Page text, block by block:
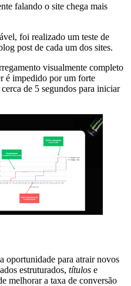
falando o site chega mais
foi realizado um teste de
post de cada um dos sites.
visualmente completo
é impedido por um forte
de 5 segundos para iniciar
oportunidade para atrair novos
estruturados, títulos e
melhorar a taxa de conversão